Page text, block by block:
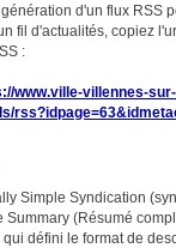
d'un flux RSS
fil d'actualités, copiez
:
www.ville-villennes-sur-
Simple Syndication
Summary (Résumé
défini le format de